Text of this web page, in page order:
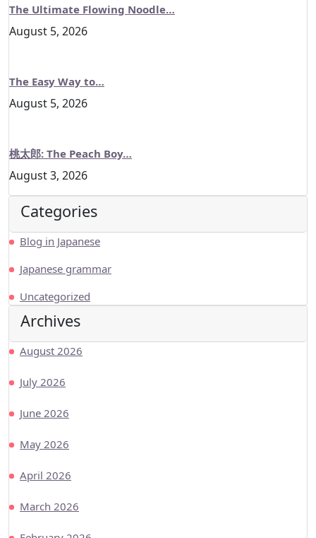
The Ultimate Flowing Noodle…
August 5, 2026
The Easy Way to…
August 5, 2026
桃太郎: The Peach Boy…
August 3, 2026
Categories
Blog in Japanese
Japanese grammar
Uncategorized
Archives
August 2026
July 2026
June 2026
May 2026
April 2026
March 2026